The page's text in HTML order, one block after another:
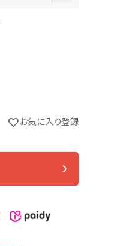
お気に入り登録